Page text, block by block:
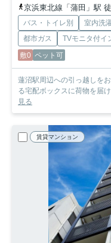
京浜東北線「蒲田」駅
バス・トイレ別 室内洗
都市ガス
TVモニタ付イ
敷0 ペット可
蓮沼駅周辺への引っ越しを
る宅配ボックスに荷物を届
見る
賃貸マンション